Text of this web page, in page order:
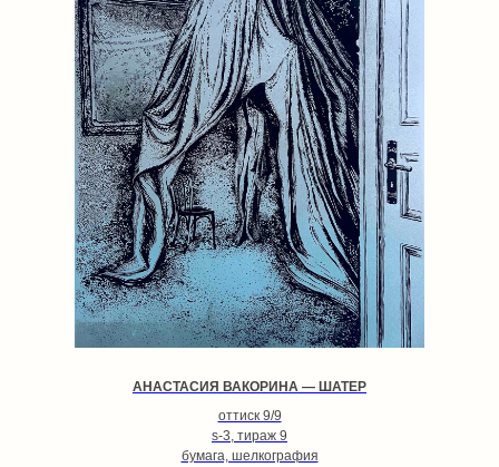
АНАСТАСИЯ ВАКОРИНА — ШАТЕР
оттиск 9/9
s-3, тираж 9
бумага, шелкография